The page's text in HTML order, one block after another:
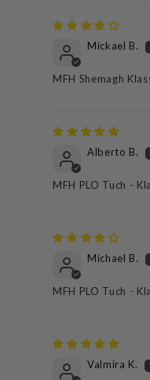
Mickael B.
MFH Shemagh
Alberto B.
MFH PLO Tuch -
Michael B.
MFH PLO Tuch -
Valmira K.